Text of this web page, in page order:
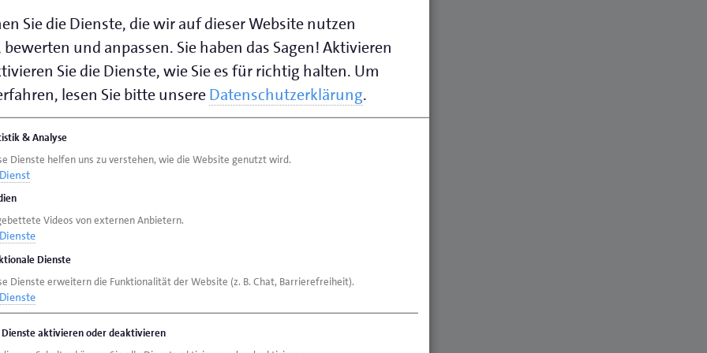
und ihre Solidarität in dieser
der schwer geschädigten privaten
voranzutreiben, haben die
baut-auf.dean den Start gebracht.
aus ganz Deutschland registriert, die
oder „kollegiale Hilfe“ zu
Dienstleistungen weiterhin
das Vertrauen der Kunden, jedoch fehlt es
Aufträgen zu bewältigen. Hier setzt die
ebenfalls voll und Sie können sich nicht
Vielleicht ist es Ihnen aber möglich, für
aus dem Tagesgeschäft
Flutgebiet zu unterstützen. Das geht zum
Sie die Dienste, die wir auf dieser Website nutzen
und anpassen. Sie haben das Sagen! Aktivieren
Sie die Dienste, wie Sie es für richtig halten. Um
lesen Sie bitte unsereDatenschutzerklärung.
& Analyse
Dienste helfen uns zu verstehen, wie die Website genutzt wird.
Dienst
Videos von externen Anbietern.
Dienste
Dienste
Dienste erweitern die Funktionalität der Website (z. B. Chat, Barrierefreiheit).
Dienste
Dienste aktivieren oder deaktivieren